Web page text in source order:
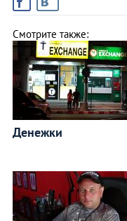
Смотрите также:
Денежки